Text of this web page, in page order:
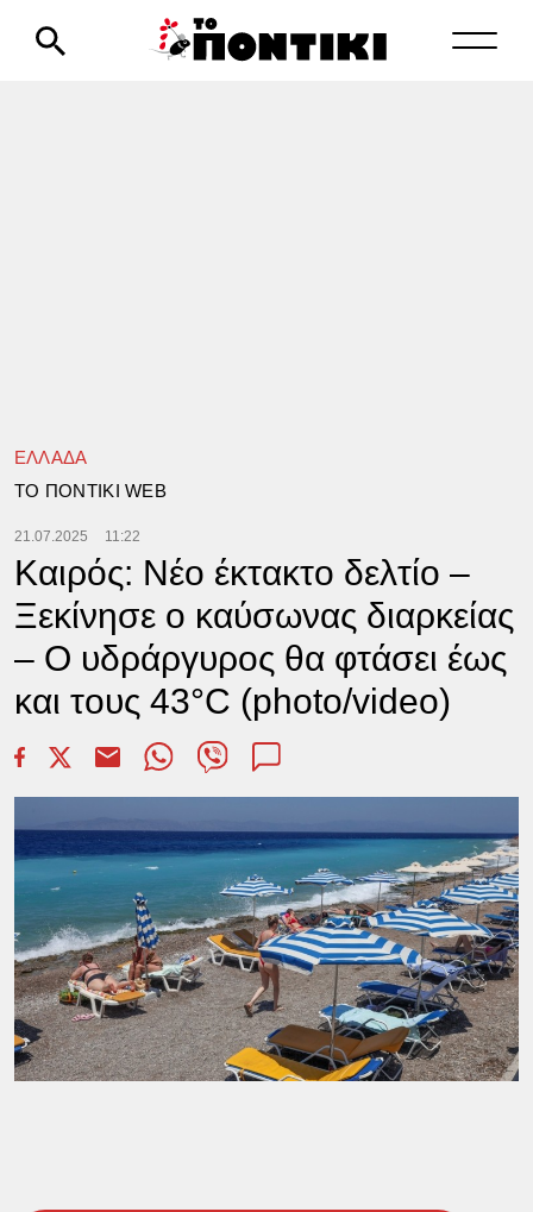
ΕΛΛΑΔΑ
TΟ ΠΟΝΤΙΚΙ WEB
21.07.2025 11:22
Καιρός: Νέο έκτακτο δελτίο –
Ξεκίνησε ο καύσωνας διαρκείας
– Ο υδράργυρος θα φτάσει έως
και τους 43°C (photo/video)